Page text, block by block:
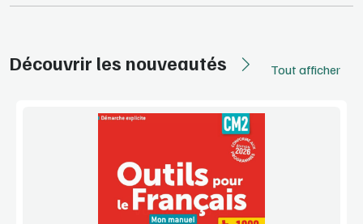
Découvrir les nouveautés Tout afficher
Voir la démo